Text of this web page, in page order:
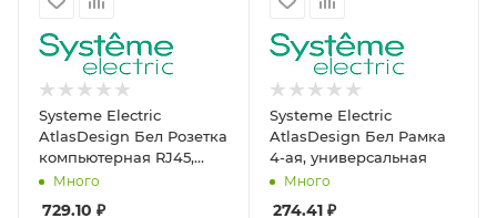
Systeme Electric
AtlasDesign Бел Розетка
компьютерная RJ45,
механизм
Много
729.10 ₽
Systeme Electric
AtlasDesign Бел Рамка
4-ая, универсальная
Много
274.41₽